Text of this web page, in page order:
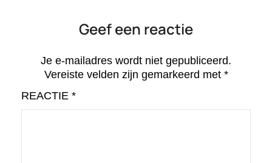
Geef een reactie
Je e-mailadres wordt niet gepubliceerd.
Vereiste velden zijn gemarkeerd met *
REACTIE *